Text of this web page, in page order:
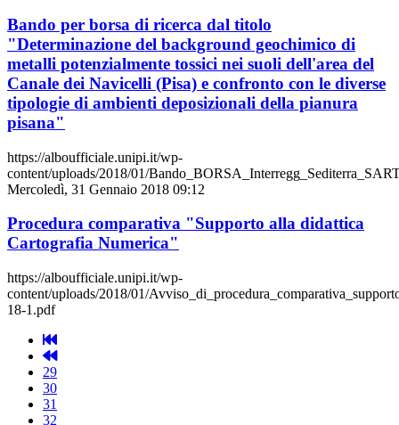
Bando per borsa di ricerca dal titolo
"Determinazione del background geochimico di
metalli potenzialmente tossici nei suoli dell'area del
Canale dei Navicelli (Pisa) e confronto con le diverse
tipologie di ambienti deposizionali della pianura
pisana"
https://alboufficiale.unipi.it/wp-
content/uploads/2018/01/
Mercoledì, 31 Gennaio 2018 09:12
Procedura comparativa "Supporto alla didattica
Cartografia Numerica"
https://alboufficiale.unipi.it/wp-
content/uploads/2018/01/
18-1.pdf
29
30
31
32